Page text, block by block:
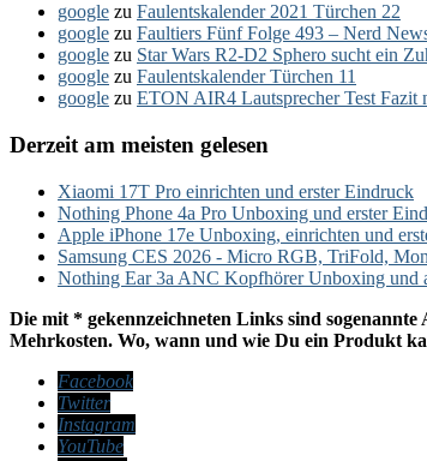
google zu Faulentskalender 2021 Türchen 22
google zu Faultiers Fünf Folge 493 – Nerd
google zu Star Wars R2-D2 Sphero sucht ein
google zu Faulentskalender Türchen 11
google zu ETON AIR4 Lautsprecher Test Fazit
Derzeit am meisten gelesen
Xiaomi 17T Pro einrichten und erster Eindruck
Nothing Phone 4a Pro Unboxing und erster
Apple iPhone 17e Unboxing, einrichten und
Samsung CES 2026 - Micro RGB, TriFold,
Nothing Ear 3a ANC Kopfhörer Unboxing und
Die mit * gekennzeichneten Links sind
Mehrkosten. Wo, wann und wie Du ein Produkt
Facebook
Twitter
Instagram
YouTube